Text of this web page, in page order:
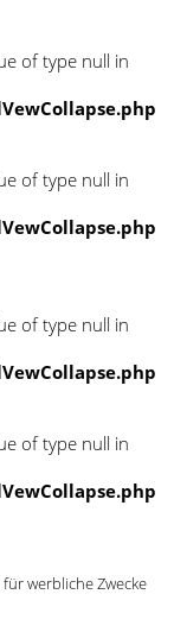
of type null in
of type null in
of type null in
of type null in
werbliche Zwecke